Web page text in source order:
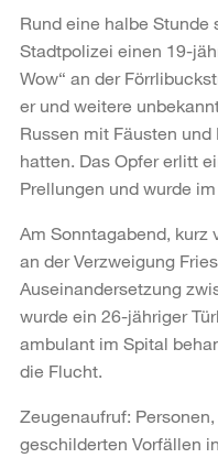
Rund eine halbe Stunde
Stadtpolizei einen 19-
Wow“ an der
er und weitere
Russen mit Fäusten
hatten. Das Opfer erlitt
Prellungen und wurde
Am Sonntagabend, kurz
an der Verzweigung
Auseinandersetzung
wurde ein 26-jähriger
ambulant im Spital
die Flucht.
Zeugenaufruf:
geschilderten Vorfällen